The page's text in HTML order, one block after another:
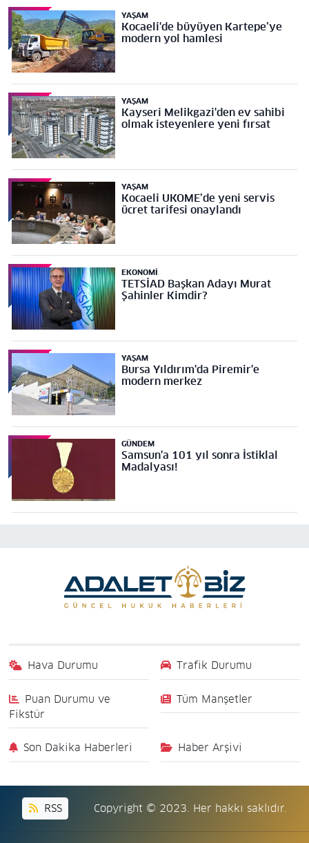
YAŞAM
Kocaeli'de büyüyen Kartepe’ye
modern yol hamlesi
YAŞAM
Kayseri Melikgazi'den ev sahibi
olmak isteyenlere yeni fırsat
YAŞAM
Kocaeli UKOME’de yeni servis
ücret tarifesi onaylandı
EKONOMI
TETSİAD Başkan Adayı Murat
Şahinler Kimdir?
YAŞAM
Bursa Yıldırım'da Piremir'e
modern merkez
GÜNDEM
Samsun'a 101 yıl sonra İstiklal
Madalyası!
Hava Durumu Trafik Durumu
Puan Durumu ve
Fikstür
Tüm Manşetler
Son Dakika Haberleri Haber Arşivi
RSS Copyright © 2023. Her hakkı saklıdır.